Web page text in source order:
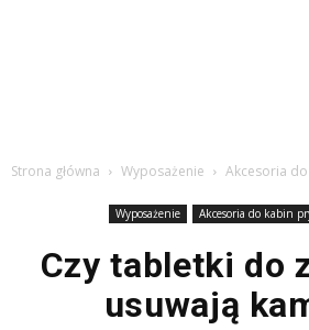
Strona główna Wyposażenie Akcesoria
Wyposażenie Akcesoria do kabin
Czy tabletki do
usuwają